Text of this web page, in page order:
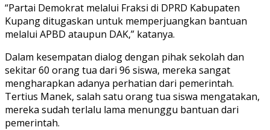
“Partai Demokrat melalui Fraksi di DPRD Kabupaten
Kupang ditugaskan untuk memperjuangkan bantuan
melalui APBD ataupun DAK,” katanya.
Dalam kesempatan dialog dengan pihak sekolah dan
sekitar 60 orang tua dari 96 siswa, mereka sangat
mengharapkan adanya perhatian dari pemerintah.
Tertius Manek, salah satu orang tua siswa mengatakan,
mereka sudah terlalu lama menunggu bantuan dari
pemerintah.